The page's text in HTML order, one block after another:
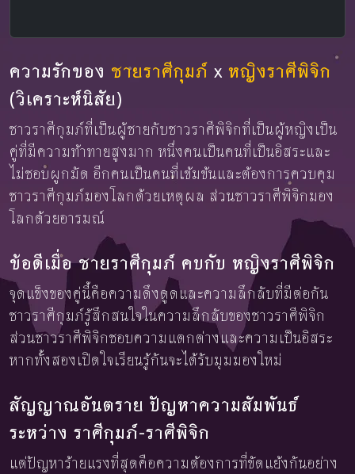
ความรักของ ชายราศีกุมภ์ x หญิงราศีพิจิก
(วิเคราะห์นิสัย)
ชาวราศีกุมภ์ที่เป็นผู้ชายกับชาวราศีพิจิกที่เป็นผู้หญิงเป็น
คู่ที่มีความท้าทายสูงมาก หนึ่งคนเป็นคนที่เป็นอิสระและ
ไม่ชอบผูกมัด อีกคนเป็นคนที่เข้มข้นและต้องการควบคุม
ชาวราศีกุมภ์มองโลกด้วยเหตุผล ส่วนชาวราศีพิจิกมอง
โลกด้วยอารมณ์
ข้อดีเมื่อ ชายราศีกุมภ์ คบกับ หญิงราศีพิจิก
จุดแข็งของคู่นี้คือความดึงดูดและความลึกลับที่มีต่อกัน
ชาวราศีกุมภ์รู้สึกสนใจในความลึกลับของชาวราศีพิจิก
ส่วนชาวราศีพิจิกชอบความแตกต่างและความเป็นอิสระ
หากทั้งสองเปิดใจเรียนรู้กันจะได้รับมุมมองใหม่
สัญญาณอันตราย ปัญหาความสัมพันธ์
ระหว่าง ราศีกุมภ์-ราศีพิจิก
แต่ปัญหาร้ายแรงที่สุดคือความต้องการที่ขัดแย้งกันอย่าง